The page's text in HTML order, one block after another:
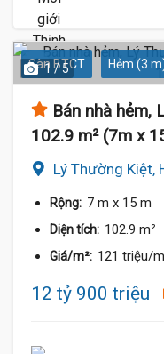
Sàn BTCT Hẻm (3
1 / 5
Bán nhà hẻm,
102.9 m² (7m x
Lý Thường Kiệt,
Rộng: 7 m x 15 m
Diện tích: 102.9 m²
Giá/m²: 121 triệu/
12 tỷ 900 triệu